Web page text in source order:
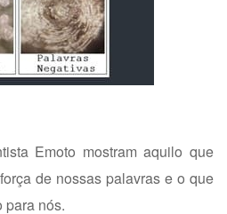
Emoto mostram aquilo que
de nossas palavras e o que
para nós.